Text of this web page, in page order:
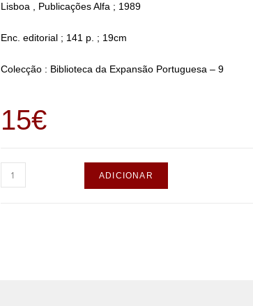
Lisboa , Publicações Alfa ; 1989
Enc. editorial ; 141 p. ; 19cm
Colecção : Biblioteca da Expansão Portuguesa – 9
15€
ADICIONAR